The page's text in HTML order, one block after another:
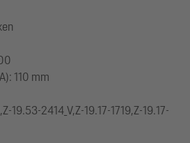
110 mm
19.53-2414_V,Z-19.17-1719,Z-19.17-